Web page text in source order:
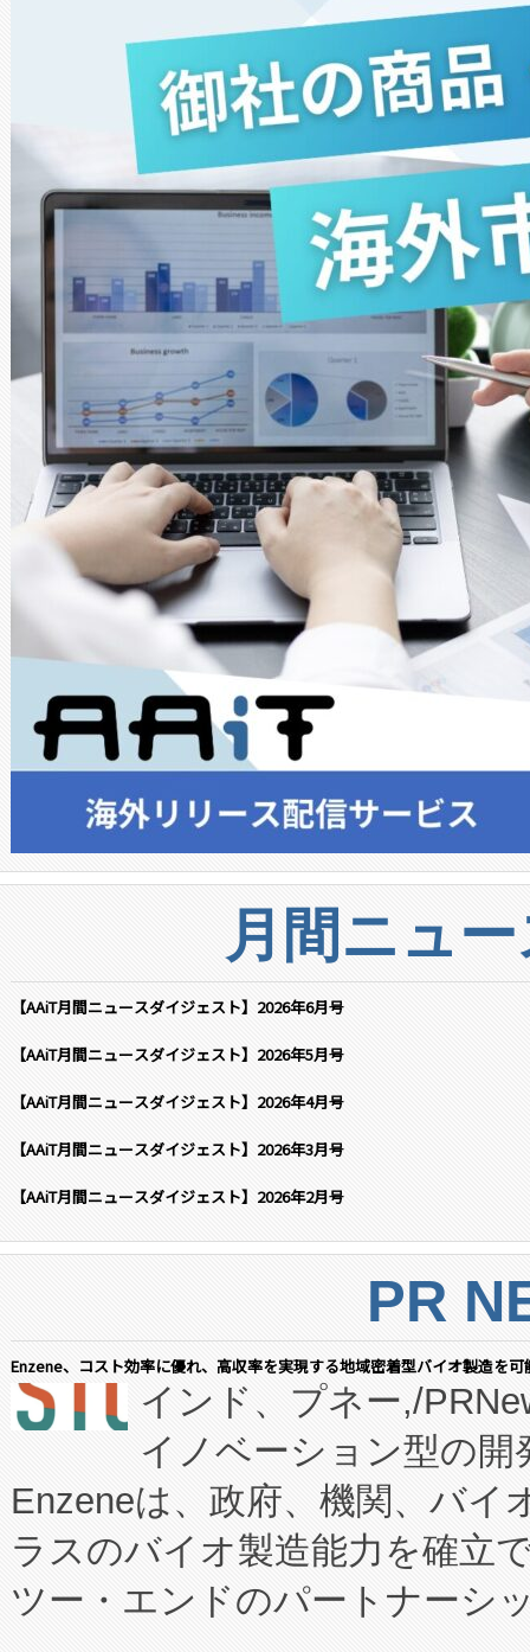
月間ニュ
【AAiT月間ニュースダイジェスト】2026年6月号
【AAiT月間ニュースダイジェスト】2026年5月号
【AAiT月間ニュースダイジェスト】2026年4月号
【AAiT月間ニュースダイジェスト】2026年3月号
【AAiT月間ニュースダイジェスト】2026年2月号
PR
Enzene、コスト効率に優れ、高収率を実現する地域密着型バイオ製造を
インド、プネー,/
イノベーション型の
Enzeneは、政府、機関、バイ
ラスのバイオ製造能力を確立
ツー・エンドのパートナーシ